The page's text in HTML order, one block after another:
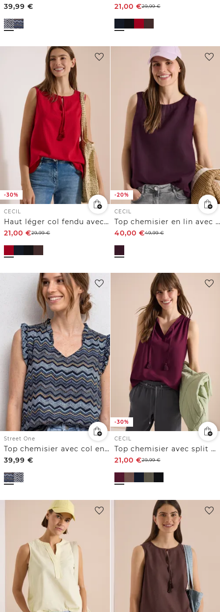
39,99 €
21,00 €29,99€
-30%
CECIL
Haut léger col fendu avec cordons
21,00 €29,99€
-20%
CECIL
Top chemisier en lin avec détails de boutons
40,00 €49,99€
Street One
Top chemisier avec col en V et ruches
39,99 €
-30%
CECIL
Top chemisier avec split neck et rubans
21,00 €29,99€